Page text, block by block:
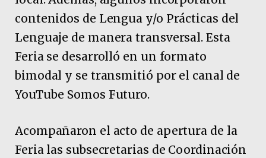
contenidos de Lengua y/o Prácticas del
Lenguaje de manera transversal. Esta
Feria se desarrolló en un formato
bimodal y se transmitió por el canal de
YouTube Somos Futuro.
Acompañaron el acto de apertura de la
Feria las subsecretarias de Coordinación